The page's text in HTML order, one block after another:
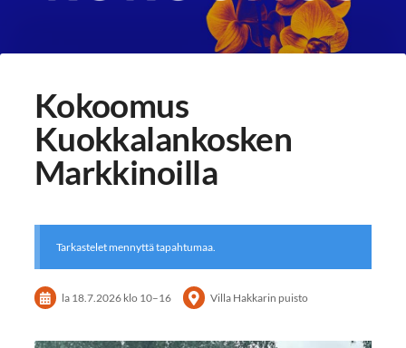
Kokoomus
Kuokkalankosken
Markkinoilla
Tarkastelet mennyttä tapahtumaa.
la 18.7.2026 klo 10–16 Villa Hakkarin puisto